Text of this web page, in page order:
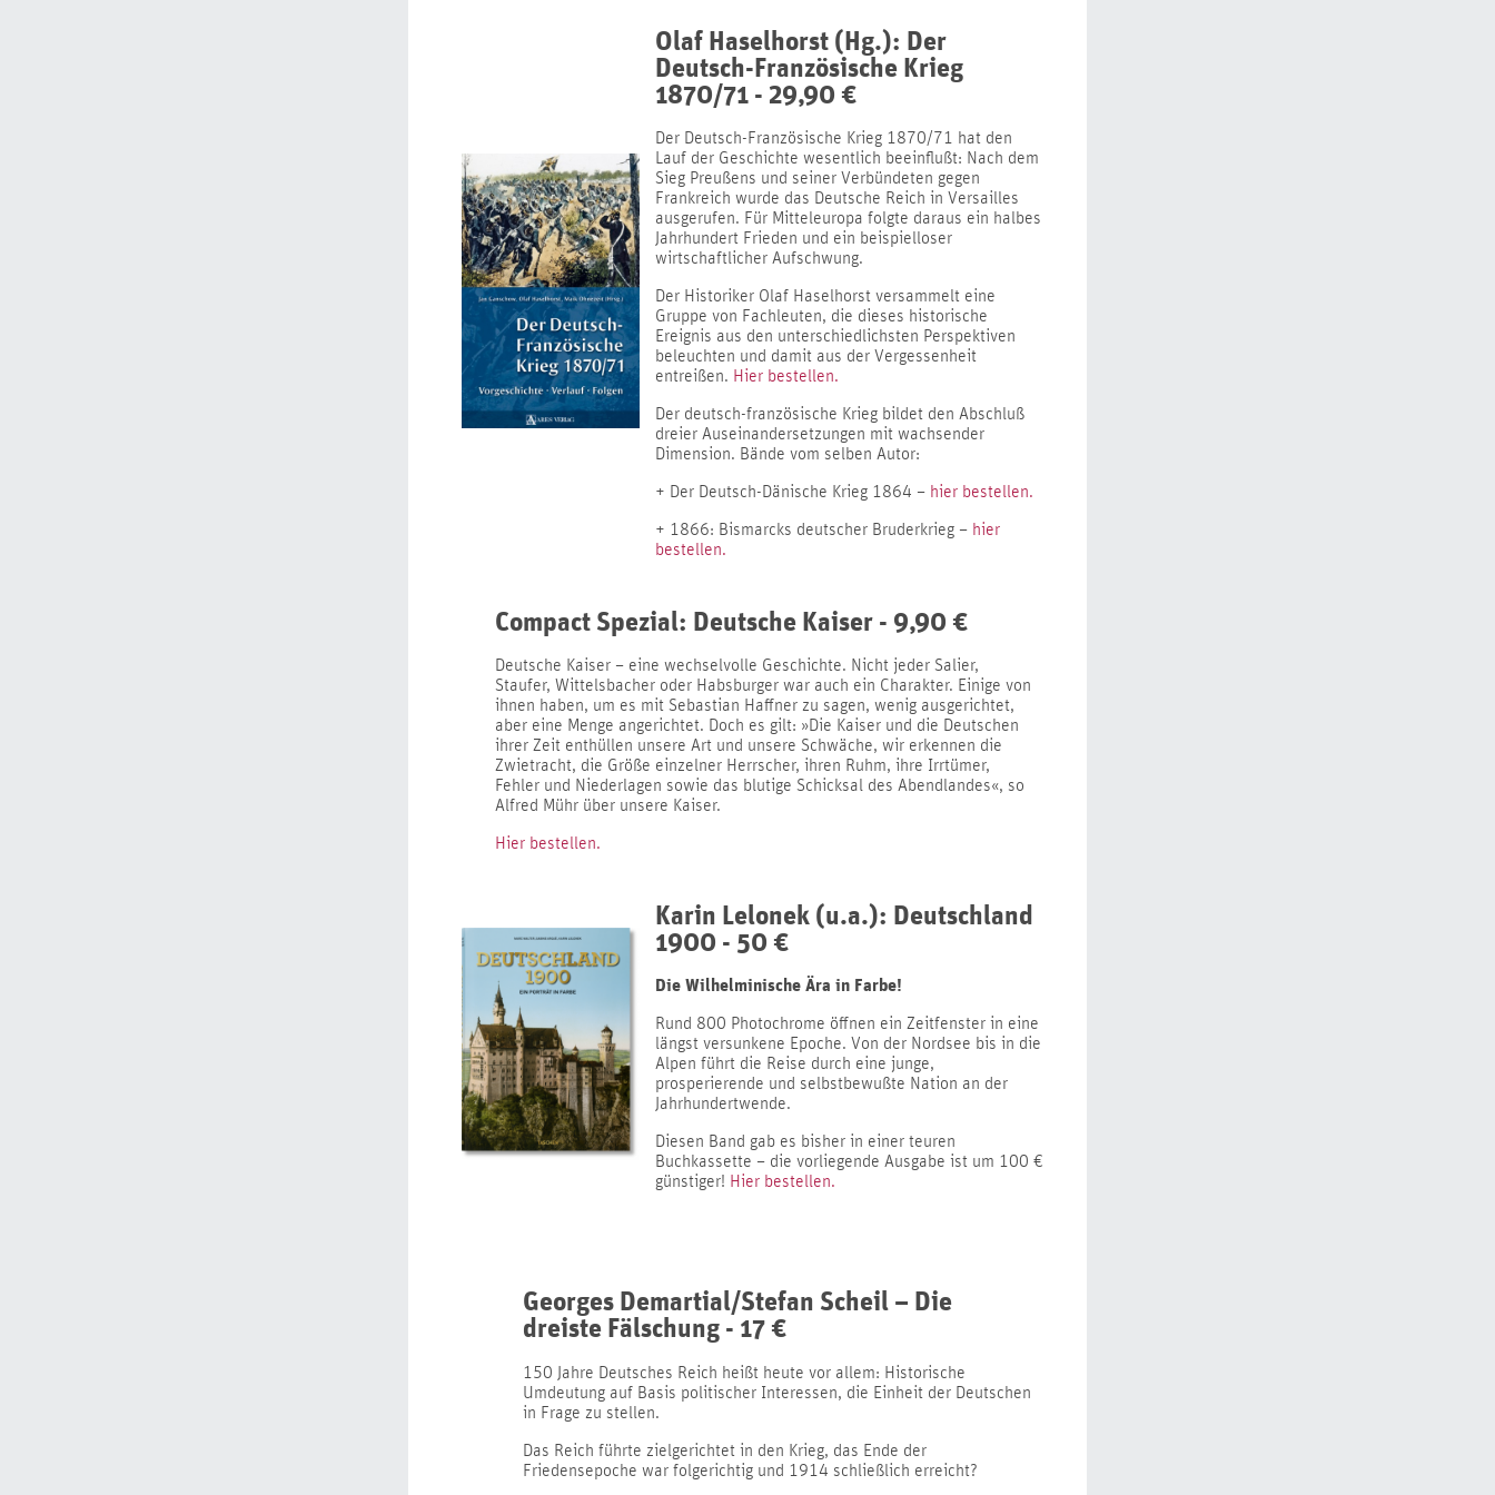
Olaf Haselhorst (Hg.): Der
Deutsch-Französische Krieg
1870/71 - 29,90 €
Der Deutsch-Französische Krieg 1870/71 hat den
Lauf der Geschichte wesentlich beeinflußt: Nach dem
Sieg Preußens und seiner Verbündeten gegen
Frankreich wurde das Deutsche Reich in Versailles
ausgerufen. Für Mitteleuropa folgte daraus ein halbes
Jahrhundert Frieden und ein beispielloser
wirtschaftlicher Aufschwung.
Der Historiker Olaf Haselhorst versammelt eine
Gruppe von Fachleuten, die dieses historische
Ereignis aus den unterschiedlichsten Perspektiven
beleuchten und damit aus der Vergessenheit
entreißen. Hier bestellen.
Der deutsch-französische Krieg bildet den Abschluß
dreier Auseinandersetzungen mit wachsender
Dimension. Bände vom selben Autor:
+ Der Deutsch-Dänische Krieg 1864 – hier bestellen.
+ 1866: Bismarcks deutscher Bruderkrieg – hier
bestellen.
Compact Spezial: Deutsche Kaiser - 9,90 €
Deutsche Kaiser – eine wechselvolle Geschichte. Nicht jeder Salier,
Staufer, Wittelsbacher oder Habsburger war auch ein Charakter. Einige von
ihnen haben, um es mit Sebastian Haffner zu sagen, wenig ausgerichtet,
aber eine Menge angerichtet. Doch es gilt: »Die Kaiser und die Deutschen
ihrer Zeit enthüllen unsere Art und unsere Schwäche, wir erkennen die
Zwietracht, die Größe einzelner Herrscher, ihren Ruhm, ihre Irrtümer,
Fehler und Niederlagen sowie das blutige Schicksal des Abendlandes«, so
Alfred Mühr über unsere Kaiser.
Hier bestellen.
Karin Lelonek (u.a.): Deutschland
1900 - 50 €
Die Wilhelminische Ära in Farbe!
Rund 800 Photochrome öffnen ein Zeitfenster in eine
längst versunkene Epoche. Von der Nordsee bis in die
Alpen führt die Reise durch eine junge,
prosperierende und selbstbewußte Nation an der
Jahrhundertwende.
Diesen Band gab es bisher in einer teuren
Buchkassette – die vorliegende Ausgabe ist um 100 €
günstiger! Hier bestellen.
Georges Demartial/Stefan Scheil – Die
dreiste Fälschung - 17 €
150 Jahre Deutsches Reich heißt heute vor allem: Historische
Umdeutung auf Basis politischer Interessen, die Einheit der Deutschen
in Frage zu stellen.
Das Reich führte zielgerichtet in den Krieg, das Ende der
Friedensepoche war folgerichtig und 1914 schließlich erreicht?